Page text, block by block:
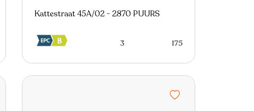
Kattestraat 45A/02 - 2870 PUURS
3 175